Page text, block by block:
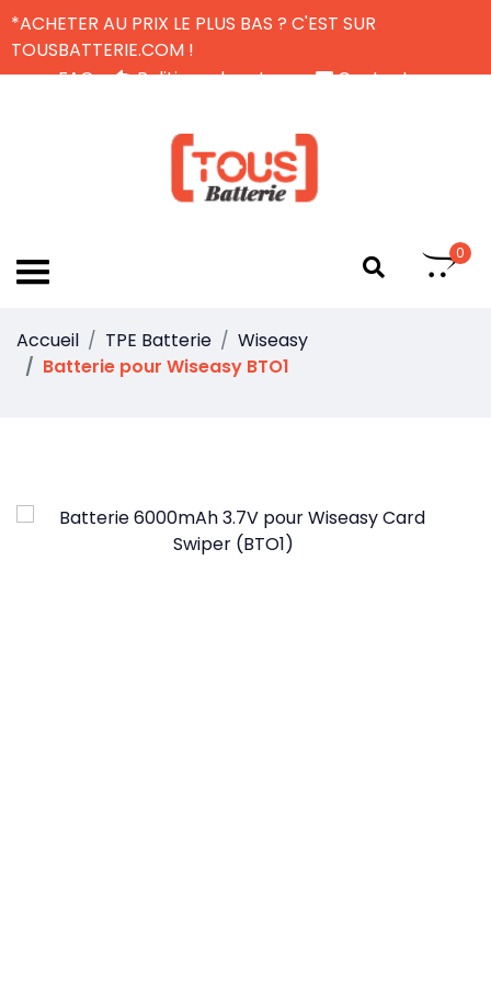
*ACHETER AU PRIX LE PLUS BAS ? C'EST SUR
TOUSBATTERIE.COM !
FAQ
Politique de retour
Contactez-nous
0
Accueil TPE Batterie
Wiseasy
Batterie pour Wiseasy BTO1